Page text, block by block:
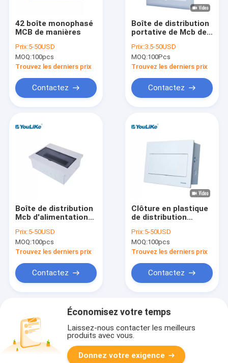
42 boîte monophasé
MCB de manières
Prix:5-50USD
MOQ:100pcs
Trouvez les derniers prix
Contactez
Boîte de distribution
portative de Mcb de
de puissance de
ménage de 32
manières
Prix:3.5-50USD
MOQ:100Pcs
Trouvez les derniers prix
Contactez
Boîte de distribution
Mcb d'alimentation
domestique
monophasé de
tableau de
voies
Prix:5-50USD
MOQ:100pcs
Trouvez les derniers prix
Contactez
Clôture en plastique
de distribution
de boîte d'IP40 MCB
Prix:5-50USD
MOQ:100pcs
Trouvez les derniers prix
Contactez
Économisez votre temps
Laissez-nous contacter les meilleurs
produits avec vous.
Donnez votre exigence